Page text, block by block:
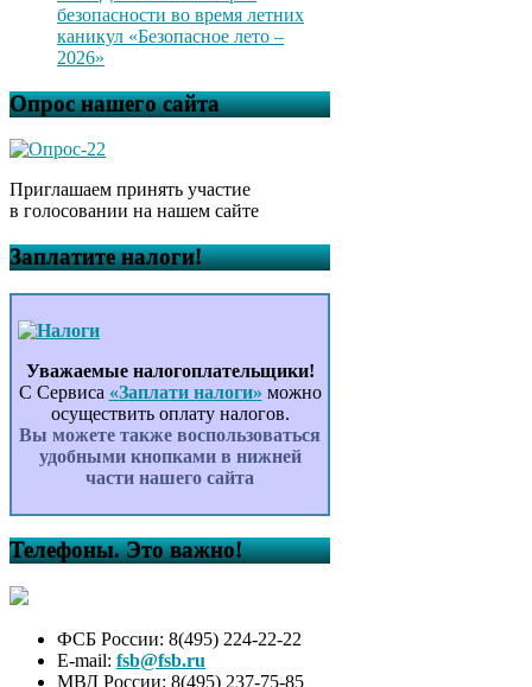
безопасности во время летних
каникул «Безопасное лето –
2026»
Опрос нашего сайта
Приглашаем принять участие
в голосовании на нашем сайте
Заплатите налоги!
Уважаемые налогоплательщики!
С Сервиса «Заплати налоги» можно
осуществить оплату налогов.
Вы можете также воспользоваться
удобными кнопками в нижней
части нашего сайта
Телефоны. Это важно!
ФСБ России: 8(495) 224-22-22
E-mail: fsb@fsb.ru
МВД России: 8(495) 237-75-85